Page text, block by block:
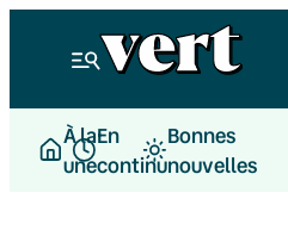
À la
une
En
continu
Bonnes
nouvelles